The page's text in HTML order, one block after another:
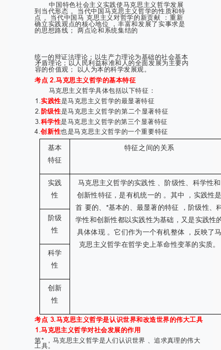
中国特色社会主义实践使马克思主义哲学发展
到当代形态 。当代中国马克思主义哲学的性质和特
点 。当代中国马 克思主义对哲学的新贡献 ：重新
确立实践观点的核心地位 ，丰富和发展了实事求是
的思想路线； 两点论和系统集结的
统一的辩证法理论；以生产力理论为基础的社会基本
矛盾理论；以人民利益标准和人的全面发展为主要内
容的价值观； 以人为本的科学发展观。
考点 2.马克思主义哲学的基本特征
马克思主义哲学具体包括以下特征：
1.实践性是马克思主义哲学的最显著特征
2.阶级性是马克思主义哲学的第二个显著特征
3.科学性是马克思主义哲学的第三个显著特征
4.创新性也是马克思主义哲学的一个重要特征
基本
特征
特征之间的关系
实践
性
马克思主义哲学的实践性 、阶级性、科学性和
创新性特征，是有机统一的 。其中 ，实践性
首 要的、*基本的、最显著的特征 ，阶级性、
学性和创新性都以实践性为基础，又是实践性
具体体现 。它们作为一个有机整体 ，反映了
克思主义哲学在哲学史上革命性变革的实质。
阶级
性
科学
性
创新
性
考点 3.马克思主义哲学是认识世界和改造世界的伟大工具
1.马克思主义哲学对社会发展的作用
第* ，马克思主义哲学是人们认识世界 、追求真理的伟大
工具。